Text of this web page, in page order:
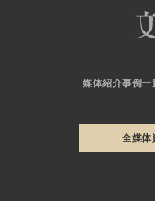
媒体紹介事例一
全媒体